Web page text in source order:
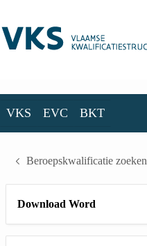
VKS EVC BKT
Beroepskwalificatie zoeken
Download Word